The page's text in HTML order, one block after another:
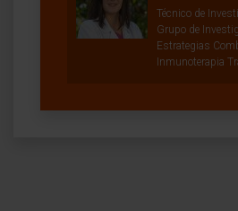
Técnico de
Grupo de
Estrategias
Inmunoterapia